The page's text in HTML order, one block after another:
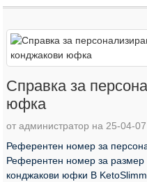
Справка за
юфка
от администратор на 25-04-07
Референтен номер за
Референтен номер за размер
конджакови юфки В